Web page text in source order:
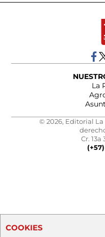
La
© 2026, Editorial La
Cr. 13a
COOKIES